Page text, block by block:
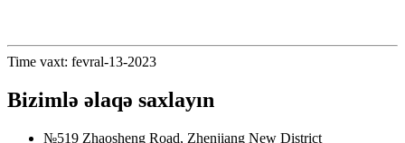
Time vaxt: fevral-13-2023
Bizimlə əlaqə saxlayın
№519 Zhaosheng Road, Zhenjiang New District